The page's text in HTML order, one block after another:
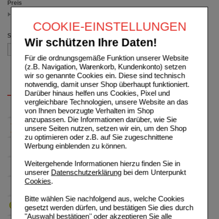
COOKIE-EINSTELLUNGEN
Wir schützen Ihre Daten!
Für die ordnungsgemäße Funktion unserer Website
(z.B. Navigation, Warenkorb, Kundenkonto) setzen
wir so genannte Cookies ein. Diese sind technisch
notwendig, damit unser Shop überhaupt funktioniert.
Darüber hinaus helfen uns Cookies, Pixel und
vergleichbare Technologien, unsere Website an das
von Ihnen bevorzugte Verhalten im Shop
anzupassen. Die Informationen darüber, wie Sie
unsere Seiten nutzen, setzen wir ein, um den Shop
zu optimieren oder z.B. auf Sie zugeschnittene
Werbung einblenden zu können.
Weitergehende Informationen hierzu finden Sie in
unserer Datenschutzerklärungbei dem Unterpunkt
Cookies.
Bitte wählen Sie nachfolgend aus, welche Cookies
gesetzt werden dürfen, und bestätigen Sie dies durch
"Auswahl bestätigen" oder akzeptieren Sie alle
Preis
Sortieren nach